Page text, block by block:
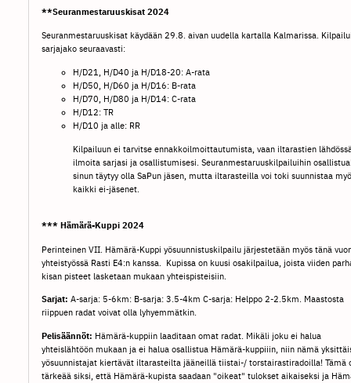
**Seuranmestaruuskisat 2024
Seuranmestaruuskisat käydään 29.8. aivan uudella kartalla Kalmarissa.
sarjajako seuraavasti:
H/D21, H/D40 ja H/D18-20: A-rata
H/D50, H/D60 ja H/D16: B-rata
H/D70, H/D80 ja H/D14: C-rata
H/D12: TR
H/D10 ja alle: RR
Kilpailuun ei tarvitse ennakkoilmoittautumista, vaan iltarastien
ilmoita sarjasi ja osallistumisesi. Seuranmestaruuskilpailuihin
sinun täytyy olla SaPun jäsen, mutta iltarasteilla voi toki suunnistaa
kaikki ei-jäsenet.
*** Hämärä-Kuppi 2024
Perinteinen VII. Hämärä-Kuppi yösuunnistuskilpailu järjestetään myös tänä
yhteistyössä Rasti E4:n kanssa. Kupissa on kuusi osakilpailua, joista viiden
kisan pisteet lasketaan mukaan yhteispisteisiin.
Sarjat: A-sarja: 5-6km: B-sarja: 3.5-4km C-sarja: Helppo 2-2.5km. Maastosta
riippuen radat voivat olla lyhyemmätkin.
Pelisäännöt: Hämärä-kuppiin laaditaan omat radat. Mikäli joku ei halua
yhteislähtöön mukaan ja ei halua osallistua Hämärä-kuppiiin, niin nämä
yösuunnistajat kiertävät iltarasteilta jääneillä tiistai-/ torstairastiradoilla! Tämä
tärkeää siksi, että Hämärä-kupista saadaan "oikeat" tulokset aikaiseksi ja